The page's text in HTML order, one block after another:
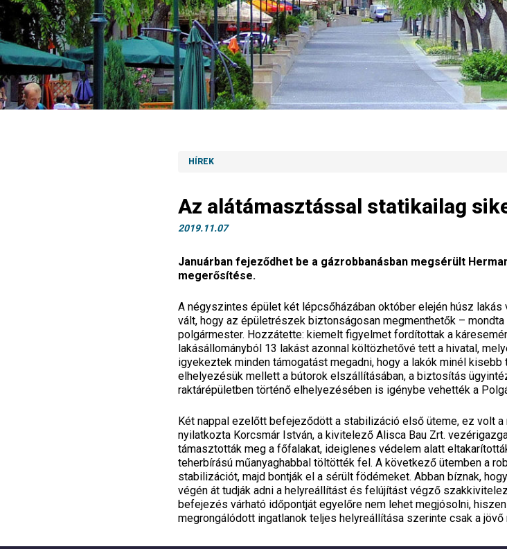
HÍREK
Az alátámasztással statikailag
2019.11.07
Januárban fejeződhet be a gázrobbanásban megsérült
megerősítése.
A négyszintes épület két lépcsőházában október elején húsz
vált, hogy az épületrészek biztonságosan megmenthetők –
polgármester. Hozzátette: kiemelt figyelmet fordítottak a
lakásállományból 13 lakást azonnal költözhetővé tett a hivatal,
igyekeztek minden támogatást megadni, hogy a lakók minél
elhelyezésük mellett a bútorok elszállításában, a biztosítás
raktárépületben történő elhelyezésében is igénybe vehették a
Két nappal ezelőtt befejeződött a stabilizáció első üteme, ez volt
nyilatkozta Korcsmár István, a kivitelező Alisca Bau Zrt.
támasztották meg a főfalakat, ideiglenes védelem alatt
teherbírású műanyaghabbal töltötték fel. A következő ütemben a
stabilizációt, majd bontják el a sérült födémeket. Abban bíznak,
végén át tudják adni a helyreállítást és felújítást végző
befejezés várható időpontját egyelőre nem lehet megjósolni,
megrongálódott ingatlanok teljes helyreállítása szerinte csak a jövő